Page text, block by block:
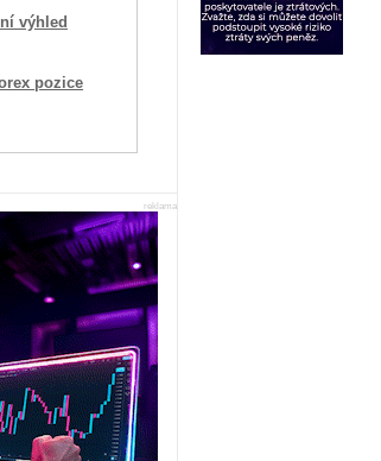
výhled
pozice
reklama